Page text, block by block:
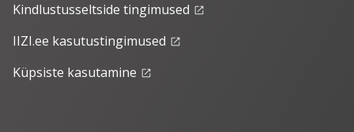
Kindlustusseltside tingimused launch
IIZI.ee kasutustingimused launch
Küpsiste kasutamine launch